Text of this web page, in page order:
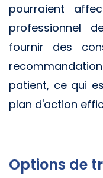
pourraient
professionnel
fournir des
patient, ce qui
plan d'action
Options de